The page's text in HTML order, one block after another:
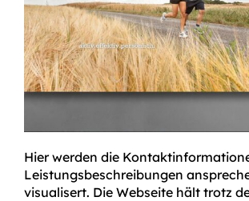
Hier werden die
Leistungsbeschreibungen
visualisert. Die Webseite hält trotz